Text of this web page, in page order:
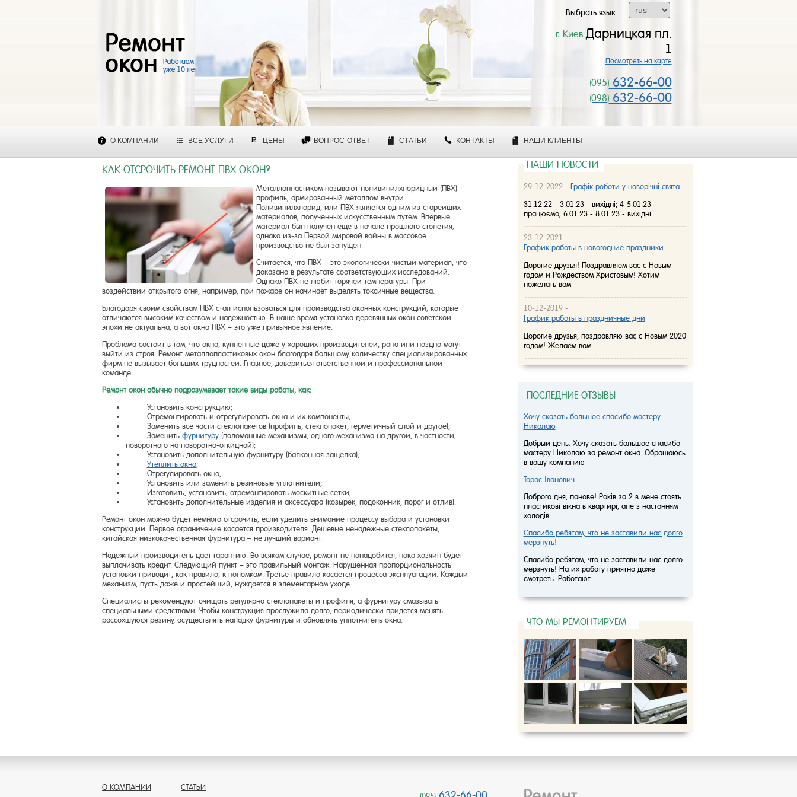
Выбрать язык:
г. Киев Дарницкая пл.
1
Посмотреть на карте
(095)632-66-00
(098)632-66-00
О КОМПАНИИ ВСЕ УСЛУГИ ЦЕНЫ ВОПРОС-ОТВЕТ СТАТЬИ КОНТАКТЫ НАШИ КЛИЕНТЫ
КАК ОТСРОЧИТЬ РЕМОНТ ПВХ ОКОН?
Металлопластиком называют поливинилхлоридный (ПВХ)
профиль, армированный металлом внутри.
Поливинилхлорид, или ПВХ является одним из старейших
материалов, полученных искусственным путем. Впервые
материал был получен еще в начале прошлого столетия,
однако из-за Первой мировой войны в массовое
производство не был запущен.
Считается, что ПВХ – это экологически чистый материал, что
доказано в результате соответствующих исследований.
Однако ПВХ не любит горячей температуры. При
воздействии открытого огня, например, при пожаре он начинает выделять токсичные вещества.
Благодаря своим свойствам ПВХ стал использоваться для производства оконных конструкций, которые
отличаются высоким качеством и надежностью. В наше время установка деревянных окон советской
эпохи не актуальна, а вот окна ПВХ – это уже привычное явление.
Проблема состоит в том, что окна, купленные даже у хороших производителей, рано или поздно могут
выйти из строя. Ремонт металлопластиковых окон благодаря большому количеству специализированных
фирм не вызывает больших трудностей. Главное, довериться ответственной и профессиональной
команде.
Ремонт окон обычно подразумевает такие виды работы, как:
Установить конструкцию;
Отремонтировать и отрегулировать окна и их компоненты;
Заменить все части стеклопакетов (профиль, стеклопакет, герметичный слой и другое);
Заменить фурнитуру(поломанные механизмы, одного механизма на другой, в частности,
поворотного на поворотно-откидной);
Установить дополнительную фурнитуру (балконная защелка);
Утеплить окно;
Отрегулировать окно;
Установить или заменить резиновые уплотнители;
Изготовить, установить, отремонтировать москитные сетки;
Установить дополнительные изделия и аксессуара (козырек, подоконник, порог и отлив).
Ремонт окон можно будет немного отсрочить, если уделить внимание процессу выбора и установки
конструкции. Первое ограничение касается производителя. Дешевые ненадежные стеклопакеты,
китайская низкокачественная фурнитура – не лучший вариант.
Надежный производитель дает гарантию. Во всяком случае, ремонт не понадобится, пока хозяин будет
выплачивать кредит. Следующий пункт – это правильный монтаж. Нарушенная пропорциональность
установки приводит, как правило, к поломкам. Третье правило касается процесса эксплуатации. Каждый
механизм, пусть даже и простейший, нуждается в элементарном уходе.
Специалисты рекомендуют очищать регулярно стеклопакеты и профиля, а фурнитуру смазывать
специальными средствами. Чтобы конструкция прослужила долго, периодически придется менять
рассохшуюся резину, осуществлять наладку фурнитуры и обновлять уплотнитель окна.
НАШИ НОВОСТИ
29-12-2022 - Графік роботи у новорічні свята
31.12.22 - 3.01.23 - вихідні; 4-5.01.23 -
працюємо; 6.01.23 - 8.01.23 - вихідні.
23-12-2021 -
График работы в новогодние праздники
Дорогие друзья! Поздравляем вас с Новым
годом и Рождеством Христовым! Хотим
пожелать вам
10-12-2019 -
График работы в праздничные дни
Дорогие друзья, поздравляю вас с Новым 2020
годом! Желаем вам
ПОСЛЕДНИЕ ОТЗЫВЫ
Хочу сказать большое спасибо мастеру
Николаю
Добрый день. Хочу сказать большое спасибо
мастеру Николаю за ремонт окна. Обращаюсь
в вашу компанию
Тарас Іванович
Доброго дня, панове! Років за 2 в мене стоять
пластикові вікна в квартирі, але з настанням
холодів
Спасибо ребятам, что не заставили нас долго
мерзнуть!
Спасибо ребятам, что не заставили нас долго
мерзнуть! На их работу приятно даже
смотреть. Работают
ЧТО МЫ РЕМОНТИРУЕМ
О КОМПАНИИ
СТАТЬИ